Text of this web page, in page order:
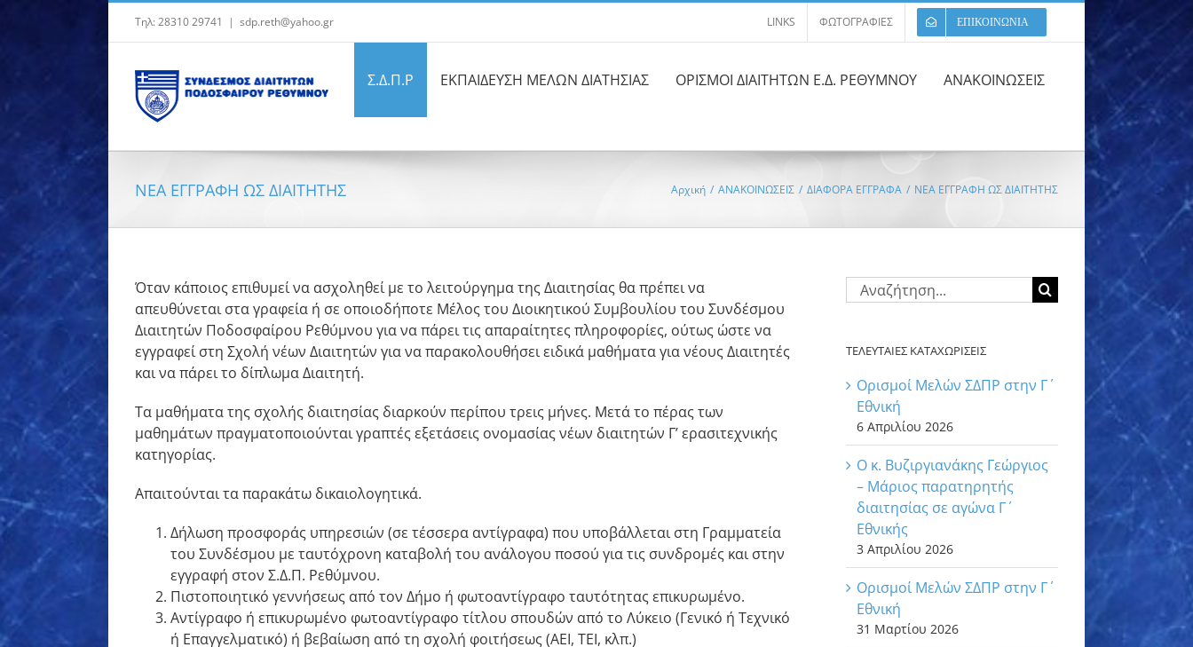
Τηλ: 28310 29741 | sdp.reth@yahoo.gr LINKS ΦΩΤΟΓΡΑΦΙΕΣ ΕΠΙΚΟΙΝΩΝΙΑ
Σ.Δ.Π.Ρ ΕΚΠΑΙΔΕΥΣΗ ΜΕΛΩΝ ΔΙΑΤΗΣΙΑΣ ΟΡΙΣΜΟΙ ΔΙΑΙΤΗΤΩΝ Ε.Δ. ΡΕΘΥΜΝΟΥ ΑΝΑΚΟΙΝΩΣΕΙΣ
ΝΕΑ ΕΓΓΡΑΦΗ ΩΣ ΔΙΑΙΤΗΤΗΣ Αρχική / ΑΝΑΚΟΙΝΩΣΕΙΣ / ΔΙΑΦΟΡΑ ΕΓΓΡΑΦΑ / ΝΕΑ ΕΓΓΡΑΦΗ ΩΣ ΔΙΑΙΤΗΤΗΣ
Όταν κάποιος επιθυμεί να ασχοληθεί με το λειτούργημα της Διαιτησίας θα πρέπει να
απευθύνεται στα γραφεία ή σε οποιοδήποτε Μέλος του Διοικητικού Συμβουλίου του Συνδέσμου
Διαιτητών Ποδοσφαίρου Ρεθύμνου για να πάρει τις απαραίτητες πληροφορίες, ούτως ώστε να
εγγραφεί στη Σχολή νέων Διαιτητών για να παρακολουθήσει ειδικά μαθήματα για νέους Διαιτητές
και να πάρει το δίπλωμα Διαιτητή.
Τα μαθήματα της σχολής διαιτησίας διαρκούν περίπου τρεις μήνες. Μετά το πέρας των
μαθημάτων πραγματοποιούνται γραπτές εξετάσεις ονομασίας νέων διαιτητών Γ’ ερασιτεχνικής
κατηγορίας.
Απαιτούνται τα παρακάτω δικαιολογητικά.
Δήλωση προσφοράς υπηρεσιών (σε τέσσερα αντίγραφα) που υποβάλλεται στη Γραμματεία
του Συνδέσμου με ταυτόχρονη καταβολή του ανάλογου ποσού για τις συνδρομές και στην
εγγραφή στον Σ.Δ.Π. Ρεθύμνου.
Πιστοποιητικό γεννήσεως από τον Δήμο ή φωτοαντίγραφο ταυτότητας επικυρωμένο.
Αντίγραφο ή επικυρωμένο φωτοαντίγραφο τίτλου σπουδών από το Λύκειο (Γενικό ή Τεχνικό
ή Επαγγελματικό) ή βεβαίωση από τη σχολή φοιτήσεως (ΑΕΙ, ΤΕΙ, κλπ.)
Αναζήτηση
για:
ΤΕΛΕΥΤΑΙΕΣ ΚΑΤΑΧΩΡΙΣΕΙΣ
Ορισμοί Μελών ΣΔΠΡ στην Γ΄
Εθνική
6 Απριλίου 2026
Ο κ. Βυζιργιανάκης Γεώργιος
– Μάριος παρατηρητής
διαιτησίας σε αγώνα Γ΄
Εθνικής
3 Απριλίου 2026
Ορισμοί Μελών ΣΔΠΡ στην Γ΄
Εθνική
31 Μαρτίου 2026